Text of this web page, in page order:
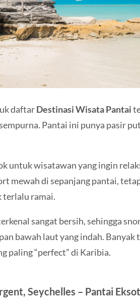
daftarDestinasi Wisata Pantai
Pantai ini punya pasir
untuk wisatawan yang ingin
mewah di sepanjang pantai,
terlalu ramai.
sangat bersih, sehingga
bawah laut yang indah.
paling “perfect” di Karibia.
Seychelles – Pantai